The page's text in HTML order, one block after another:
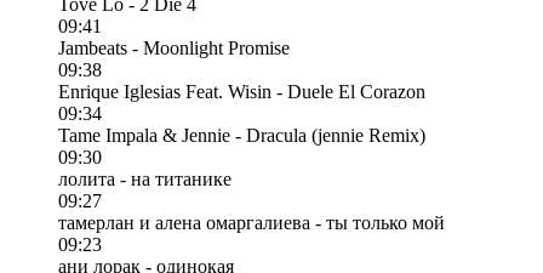
09:41
Jambeats - Moonlight Promise
09:38
Enrique Iglesias Feat. Wisin - Duele El Corazon
09:34
Tame Impala & Jennie - Dracula (jennie Remix)
09:30
лолита - на титанике
09:27
тамерлан и алена омаргалиева - ты только мой
09:23
ани лорак - одинокая